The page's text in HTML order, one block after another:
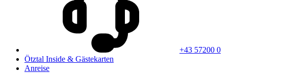
+43 57200 0
Ötztal Inside & Gästekarten
Anreise